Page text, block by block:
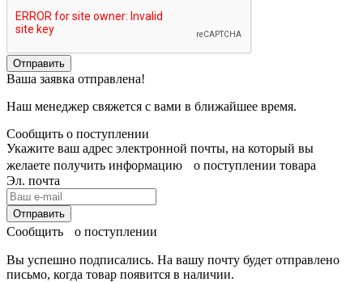
Отправить
Ваша заявка отправлена!
Наш менеджер свяжется с вами в ближайшее время.
Сообщить о поступлении
Укажите ваш адрес электронной почты, на который вы
желаете получить информацию о поступлении товара
Эл. почта
Отправить
Сообщить о поступлении
Вы успешно подписались. На вашу почту будет отправлено
письмо, когда товар появится в наличии.